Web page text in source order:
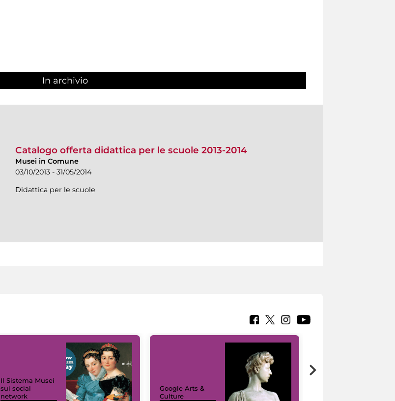
In archivio
Catalogo offerta didattica per le scuole 2013-2014
Musei in Comune
03/10/2013 - 31/05/2014
Didattica per le scuole
Il Sistema Musei
sui social
network
Google Arts &
Culture